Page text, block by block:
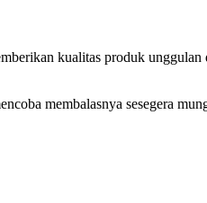
kualitas produk
membalasnya sesegera